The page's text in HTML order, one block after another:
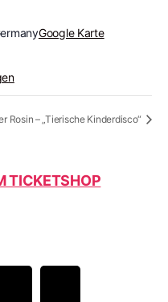
Google Karte
Rosin – „Tierische Kinderdisco“
TICKETSHOP